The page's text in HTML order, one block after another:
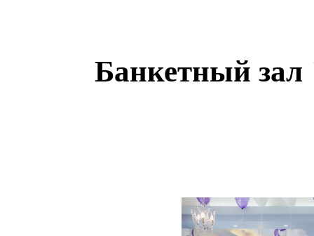
Банкетный